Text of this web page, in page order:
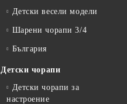
Детски весели модели
Шарени чорапи 3/4
България
Детски чорапи
Детски чорапи за
настроение